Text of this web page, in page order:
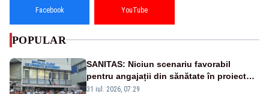
Facebook YouTube
POPULAR
SANITAS: Niciun scenariu favorabil
pentru angajații din sănătate în proiectul
Legii salarizării
31 iul. 2026, 07:29